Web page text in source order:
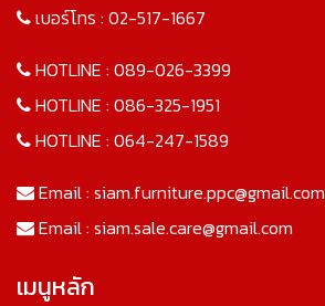
เบอร์โทร : 02-517-1667
HOTLINE : 089-026-3399
HOTLINE : 086-325-1951
HOTLINE : 064-247-1589
Email : siam.furniture.ppc@gmail.com
Email : siam.sale.care@gmail.com
เมนูหลัก